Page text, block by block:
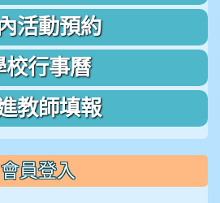
活動預約
校行事曆
教師填報
會員登入